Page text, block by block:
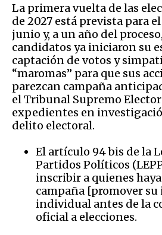
La primera vuelta de las
de 2027 está prevista para
junio y, a un año del
candidatos ya iniciaron su
captación de votos y
“maromas” para que sus
parezcan campaña
el Tribunal Supremo
expedientes en
delito electoral.
El artículo 94 bis de la
Partidos Políticos
inscribir a quienes
campaña [promover
individual antes de la
oficial a elecciones.